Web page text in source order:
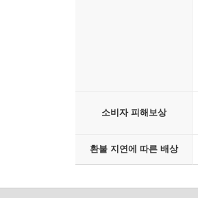
소비자 피해보상
환불 지연에 따른 배상